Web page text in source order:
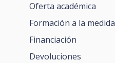
Oferta académica
Formación a la medida
Financiación
Devoluciones